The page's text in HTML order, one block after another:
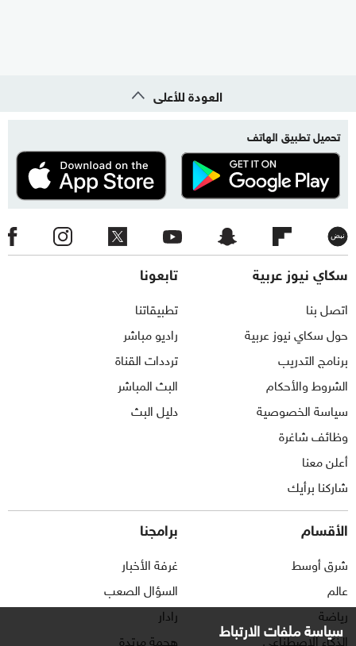
سياسة ملفات الارتباط
العودة للأعلى
تحميل تطبيق الهاتف
سكاي نيوز عربية
اتصل بنا
حول سكاي نيوز عربية
برنامج التدريب
الشروط والأحكام
سياسة الخصوصية
وظائف شاغرة
أعلن معنا
شاركنا برأيك
تابعونا
تطبيقاتنا
راديو مباشر
ترددات القناة
البث المباشر
دليل البث
الأقسام
شرق أوسط
عالم
رياضة
الذكاء الاصطناعي
برامجنا
غرفة الأخبار
السؤال الصعب
رادار
هجمة مرتدة